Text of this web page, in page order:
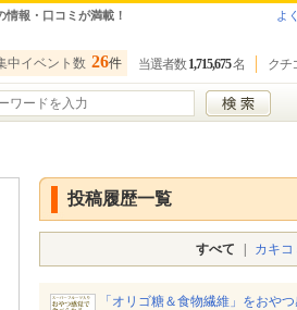
報・口コミが満載！ よ
中イベント数 26件 当選者数 1,715,675名 クチ
投稿履歴一覧
すべて カキコ
「オリゴ糖＆食物繊維」をお